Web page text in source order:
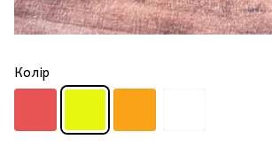
Колір